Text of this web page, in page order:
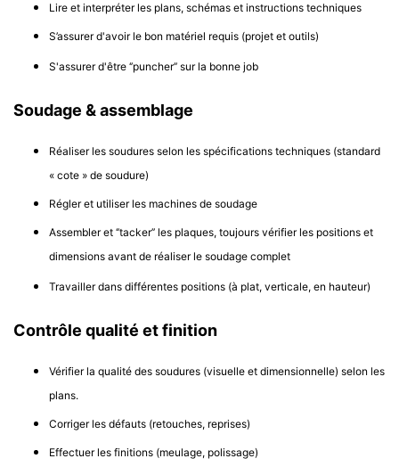
Lire et interpréter les plans, schémas et instructions techniques
S’assurer d'avoir le bon matériel requis (projet et outils)
S'assurer d'être ‘’puncher’’ sur la bonne job
Soudage & assemblage
Réaliser les soudures selon les spécifications techniques (standard
« cote » de soudure)
Régler et utiliser les machines de soudage
Assembler et ‘’tacker’’ les plaques, toujours vérifier les positions et
dimensions avant de réaliser le soudage complet
Travailler dans différentes positions (à plat, verticale, en hauteur)
Contrôle qualité et finition
Vérifier la qualité des soudures (visuelle et dimensionnelle) selon les
plans.
Corriger les défauts (retouches, reprises)
Effectuer les finitions (meulage, polissage)